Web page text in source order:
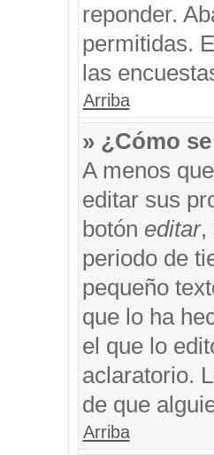
reponder.
permitidas.
las
Arriba
» ¿Cómo
A menos
editar sus
botón editar,
periodo de
pequeño
que lo ha
el que lo
aclaratorio.
de que
Arriba